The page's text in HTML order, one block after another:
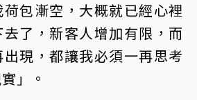
包漸空，大概就已經心裡
了，新客人增加有限，而
現，都讓我必須一再思考
」。